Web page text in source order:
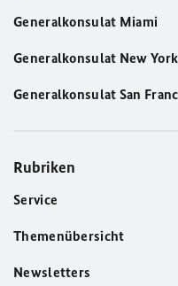
Generalkonsulat Miami
Generalkonsulat New York
Generalkonsulat San
Rubriken
Service
Themenübersicht
Newsletters